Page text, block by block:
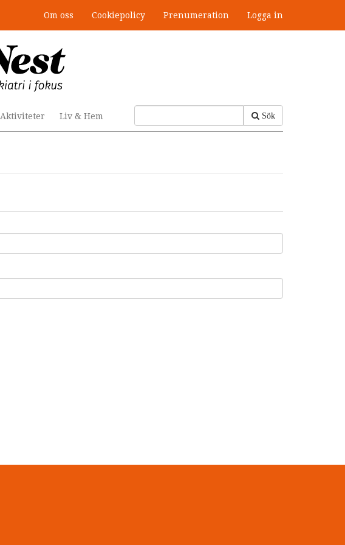
Om oss Cookiepolicy Prenumeration Logga in
Sök
Aktiviteter Liv & Hem